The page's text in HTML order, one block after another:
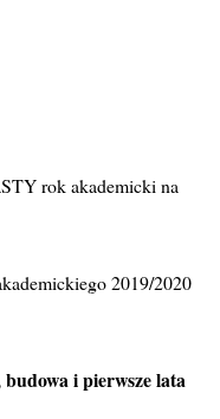
rok akademicki na
2019/2020
i pierwsze lata